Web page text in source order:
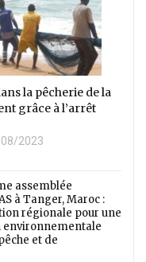
la pêcherie de la
grâce à l’arrêt
2023
assemblée
à Tanger, Maroc :
régionale pour une
et de